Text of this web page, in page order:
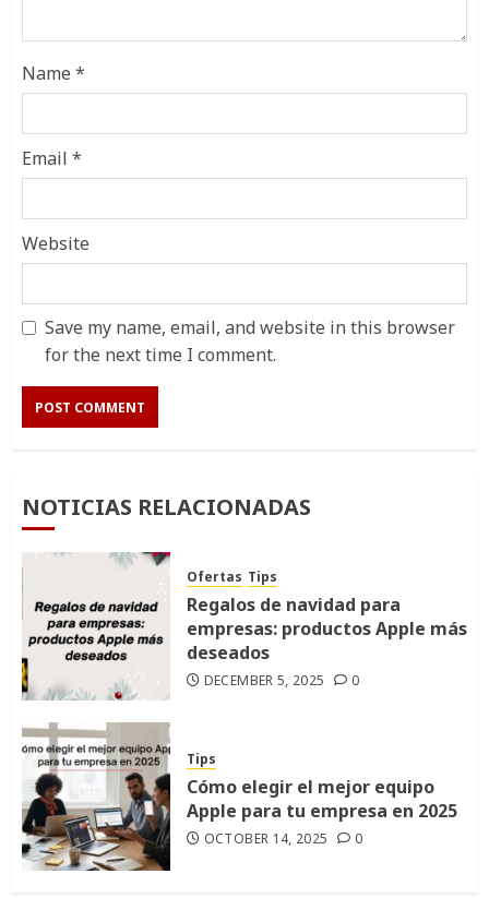
Name *
Email *
Website
Save my name, email, and website in this browser
for the next time I comment.
NOTICIAS RELACIONADAS
Ofertas Tips
Regalos de navidad para
empresas: productos Apple más
deseados
DECEMBER 5, 2025 0
Tips
Cómo elegir el mejor equipo
Apple para tu empresa en 2025
OCTOBER 14, 2025 0